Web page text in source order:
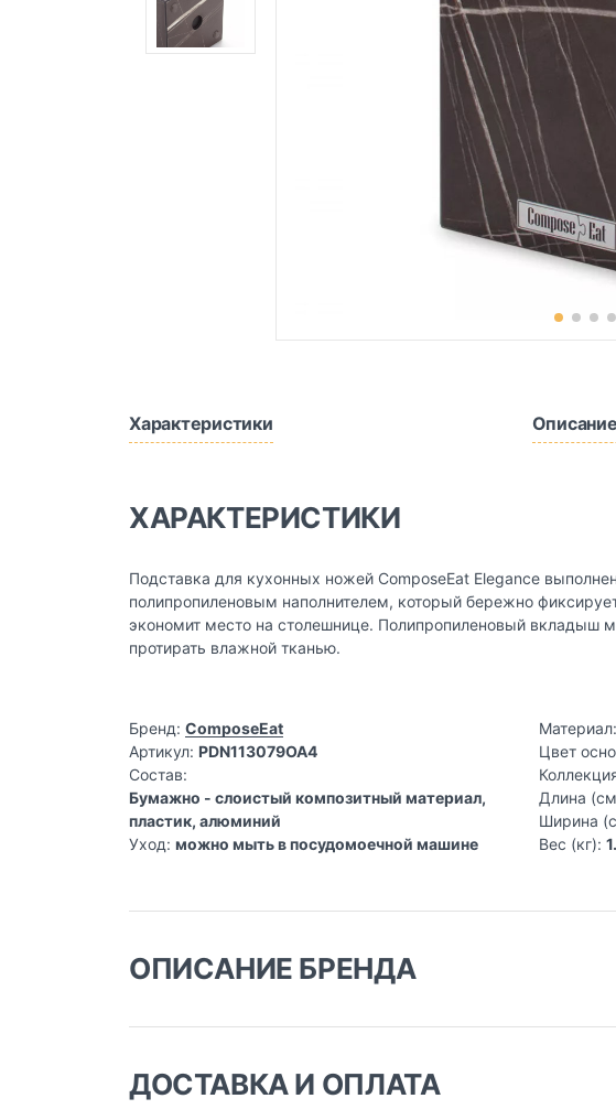
Характеристики
ХАРАКТЕРИСТИКИ
Подставка для кухонных ножей ComposeEat Elegance
полипропиленовым наполнителем, который бережно
экономит место на столешнице. Полипропиленовый
протирать влажной тканью.
Бренд: ComposeEat
Артикул: PDN113079OA4
Состав:
Бумажно - слоистый композитный материал,
пластик, алюминий
Уход: можно мыть в посудомоечной машине
Материал:
Цвет
Длина
Ширина
Вес (кг):
ОПИСАНИЕ БРЕНДА
ДОСТАВКА И ОПЛАТА